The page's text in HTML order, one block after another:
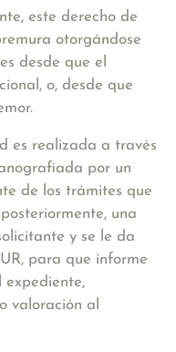
este derecho de
otorgándose
desde que el
o, desde que
es realizada a través
por un
de los trámites que
una
y se le da
para que informe
expediente,
valoración al